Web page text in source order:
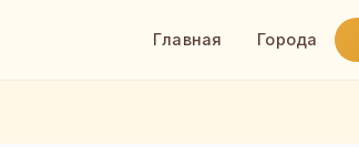
Главная Города